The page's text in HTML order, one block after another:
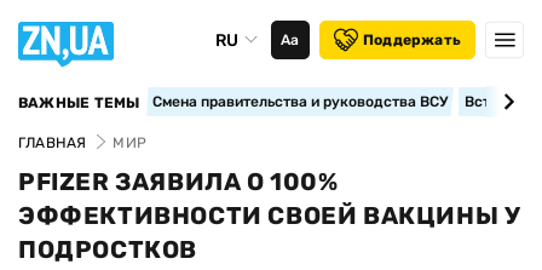
RU Аа Поддержать
ВАЖНЫЕ ТЕМЫ Смена правительства и руководства ВСУ
ГЛАВНАЯ МИР
PFIZER ЗАЯВИЛА О 100%
ЭФФЕКТИВНОСТИ СВОЕЙ ВАКЦИНЫ У
ПОДРОСТКОВ